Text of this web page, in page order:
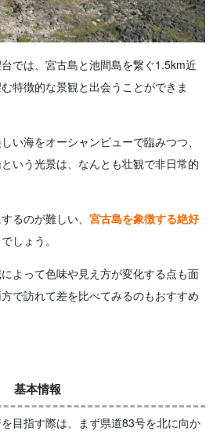
では、宮古島と池間島を繋ぐ1.5km近
特徴的な景観と出会うことができま
い海をオーシャンビューで臨みつつ、
いう光景は、なんとも壮観で非日常的
るのが難しい、 宮古島を象徴する絶好
しょう。
よって色味や見え方が変化する点も面
で訪れて差を比べてみるのもおすすめ
基本情報
目指す際は、まず県道83号を北に向か